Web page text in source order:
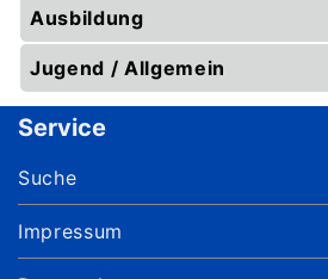
Ausbildung
Jugend / Allgemein
Service
Suche
Impressum